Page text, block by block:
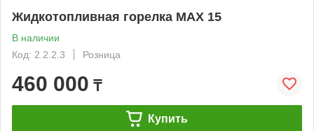
Жидкотопливная горелка MAX 15
В наличии
Код: 2.2.2.3
Розница
460 000 ₸
Купить